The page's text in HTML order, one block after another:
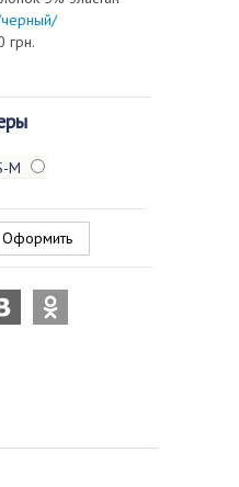
грн.
M
Оформить